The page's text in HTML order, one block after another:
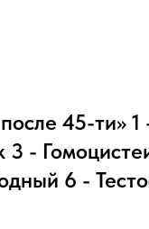
45-ти» 1
3 -
6 -